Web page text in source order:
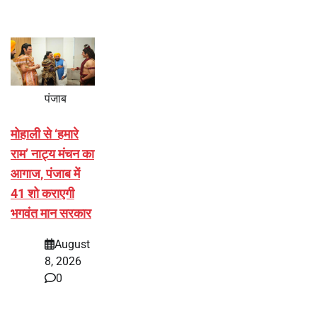
पंजाब
मोहाली से ‘हमारे
राम’ नाट्य मंचन का
आगाज, पंजाब में
41 शो कराएगी
भगवंत मान सरकार
August
8, 2026
0